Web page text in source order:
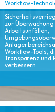
Workflow-
zur Überwachung
Arbeitsunfällen,
Workflow-Tools,
Transparenz und
verbessern.